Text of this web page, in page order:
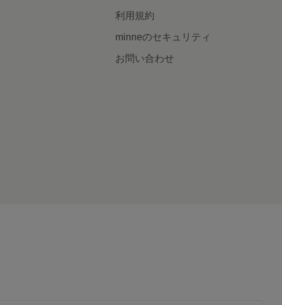
利用規約
minneのセキュリティ
お問い合わせ